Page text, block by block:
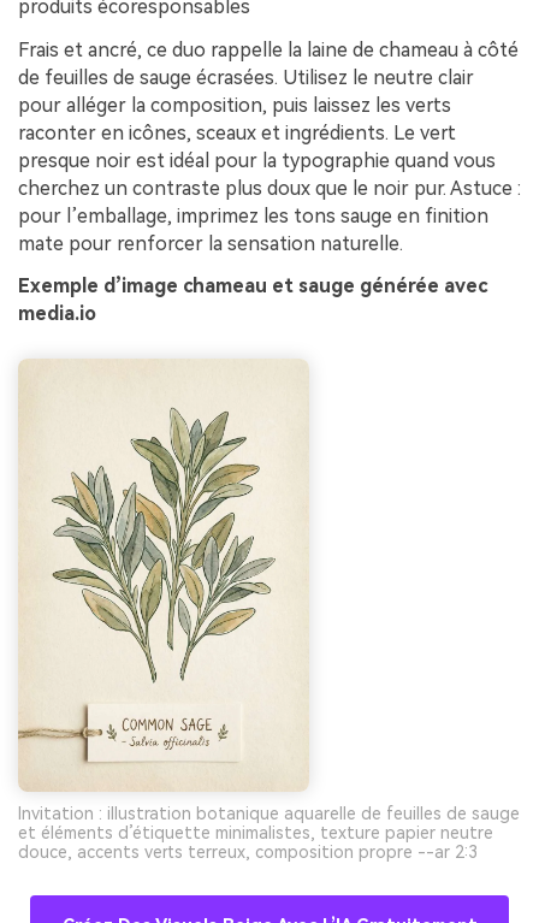
produits écoresponsables
Frais et ancré, ce duo rappelle la laine de chameau à côté
de feuilles de sauge écrasées. Utilisez le neutre clair
pour alléger la composition, puis laissez les verts
raconter en icônes, sceaux et ingrédients. Le vert
presque noir est idéal pour la typographie quand vous
cherchez un contraste plus doux que le noir pur. Astuce :
pour l’emballage, imprimez les tons sauge en finition
mate pour renforcer la sensation naturelle.
Exemple d’image chameau et sauge générée avec
media.io
Invitation : illustration botanique aquarelle de feuilles de sauge
et éléments d’étiquette minimalistes, texture papier neutre
douce, accents verts terreux, composition propre --ar 2:3